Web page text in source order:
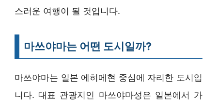
스러운 여행이 될 것입니다.
마쓰야마는 어떤 도시일까?
마쓰야마는 일본 에히메현 중심에 자리한 도시입
니다. 대표 관광지인 마쓰야마성은 일본에서 가